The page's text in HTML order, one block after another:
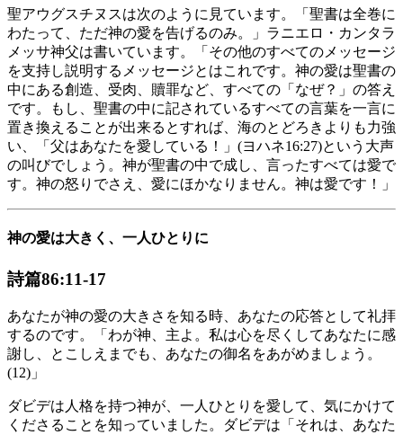
聖アウグスチヌスは次のように見ています。「聖書は全巻に
わたって、ただ神の愛を告げるのみ。」ラニエロ・カンタラ
メッサ神父は書いています。「その他のすべてのメッセージ
を支持し説明するメッセージとはこれです。神の愛は聖書の
中にある創造、受肉、贖罪など、すべての「なぜ？」の答え
です。もし、聖書の中に記されているすべての言葉を一言に
置き換えることが出来るとすれば、海のとどろきよりも力強
い、「父はあなたを愛している！」(ヨハネ16:27)という大声
の叫びでしょう。神が聖書の中で成し、言ったすべては愛で
す。神の怒りでさえ、愛にほかなりません。神は愛です！」
神の愛は大きく、一人ひとりに
詩篇86:11-17
あなたが神の愛の大きさを知る時、あなたの応答として礼拝
するのです。「わが神、主よ。私は心を尽くしてあなたに感
謝し、とこしえまでも、あなたの御名をあがめましょう。
(12)」
ダビデは人格を持つ神が、一人ひとりを愛して、気にかけて
くださることを知っていました。ダビデは「それは、あなた